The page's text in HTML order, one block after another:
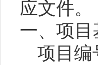
应文件。
一、项
项目编